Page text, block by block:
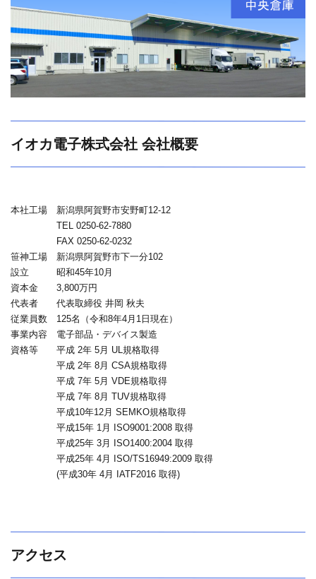
イオカ電子株式会社 会社概要
本社工場 新潟県阿賀野市安野町12-12
TEL 0250-62-7880
FAX 0250-62-0232
笹神工場 新潟県阿賀野市下一分102
設立 昭和45年10月
資本金 3,800万円
代表者 代表取締役 井岡 秋夫
従業員数 125名（令和8年4月1日現在）
事業内容 電子部品・デバイス製造
資格等 平成 2年 5月 UL規格取得
平成 2年 8月 CSA規格取得
平成 7年 5月 VDE規格取得
平成 7年 8月 TUV規格取得
平成10年12月 SEMKO規格取得
平成15年 1月 ISO9001:2008 取得
平成25年 3月 ISO1400:2004 取得
平成25年 4月 ISO/TS16949:2009 取得
(平成30年 4月 IATF2016 取得)
アクセス